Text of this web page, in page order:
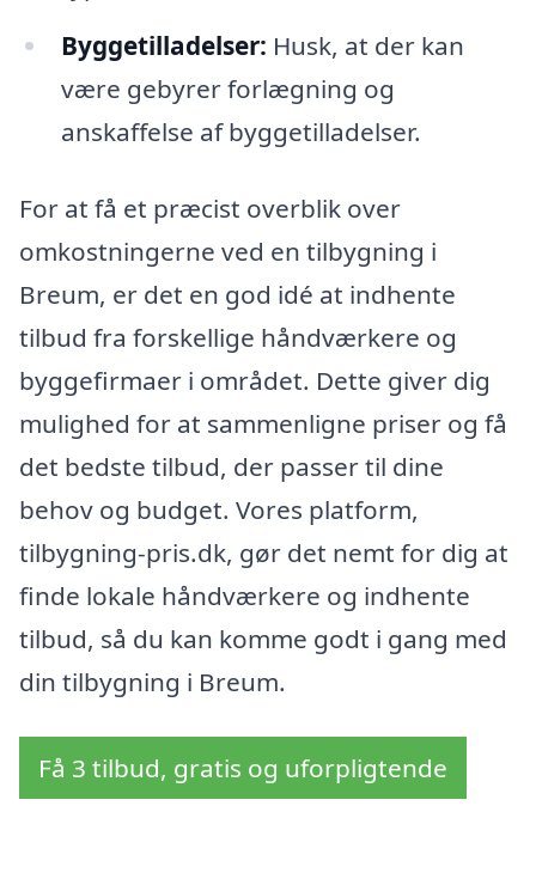
Byggetilladelser: Husk, at der kan
være gebyrer forlægning og
anskaffelse af byggetilladelser.
For at få et præcist overblik over
omkostningerne ved en tilbygning i
Breum, er det en god idé at indhente
tilbud fra forskellige håndværkere og
byggefirmaer i området. Dette giver dig
mulighed for at sammenligne priser og få
det bedste tilbud, der passer til dine
behov og budget. Vores platform,
tilbygning-pris.dk, gør det nemt for dig at
finde lokale håndværkere og indhente
tilbud, så du kan komme godt i gang med
din tilbygning i Breum.
Få 3 tilbud, gratis og uforpligtende